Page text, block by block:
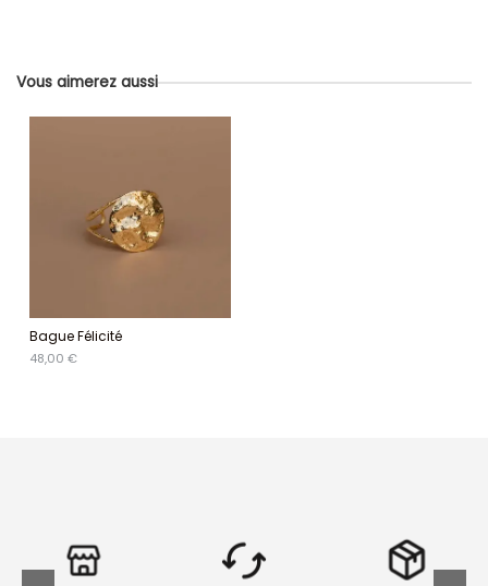
Vous aimerez aussi
Bague Félicité
48,00 €